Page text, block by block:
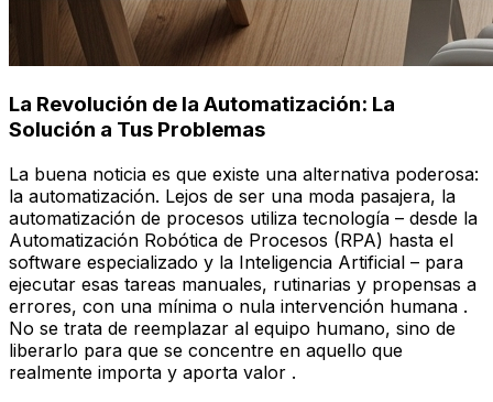
La Revolución de la Automatización: La
Solución a Tus Problemas
La buena noticia es que existe una alternativa poderosa:
la automatización. Lejos de ser una moda pasajera, la
automatización de procesos utiliza tecnología – desde la
Automatización Robótica de Procesos (RPA) hasta el
software especializado y la Inteligencia Artificial – para
ejecutar esas tareas manuales, rutinarias y propensas a
errores, con una mínima o nula intervención humana .
No se trata de reemplazar al equipo humano, sino de
liberarlo para que se concentre en aquello que
realmente importa y aporta valor .